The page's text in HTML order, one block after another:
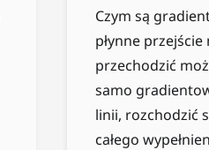
Czym są
płynne
przechodzić
samo
linii, rozchodzić
całego